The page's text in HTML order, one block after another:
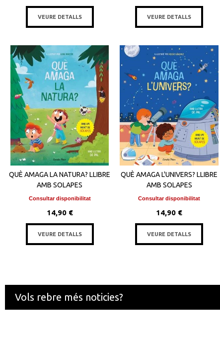
VEURE DETALLS VEURE DETALLS
QUÈ AMAGA LA NATURA? LLIBRE
AMB SOLAPES
Consultar disponibilitat
14,90 €
VEURE DETALLS
QUÈ AMAGA L'UNIVERS? LLIBRE
AMB SOLAPES
Consultar disponibilitat
14,90 €
VEURE DETALLS
Vols rebre més noticies?